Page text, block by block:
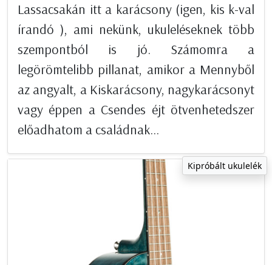
Lassacsakán itt a karácsony (igen, kis k-val
írandó ), ami nekünk, ukuleléseknek több
szempontból is jó. Számomra a
legörömtelibb pillanat, amikor a Mennyből
az angyalt, a Kiskarácsony, nagykarácsonyt
vagy éppen a Csendes éjt ötvenhetedszer
előadhatom a családnak...
Kipróbált ukulelék